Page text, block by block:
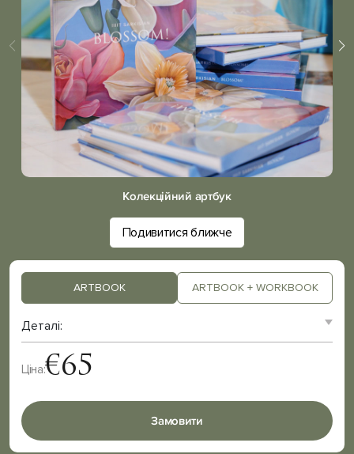
Колекційний артбук
Подивитися ближче
ARTBOOK ARTBOOK + WORKBOOK
Деталі:
Ціна:€65
Замовити